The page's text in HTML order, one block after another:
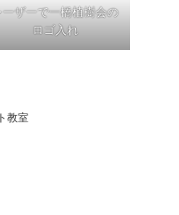
ザーで一橋植樹会の
ロゴ入れ
教室